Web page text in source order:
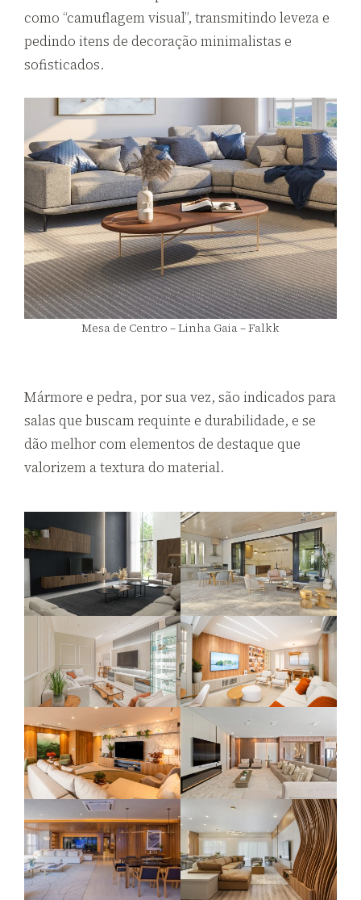
como “camuflagem visual”, transmitindo leveza e
pedindo itens de decoração minimalistas e
sofisticados.
Mesa de Centro – Linha Gaia – Falkk
Mármore e pedra, por sua vez, são indicados para
salas que buscam requinte e durabilidade, e se
dão melhor com elementos de destaque que
valorizem a textura do material.